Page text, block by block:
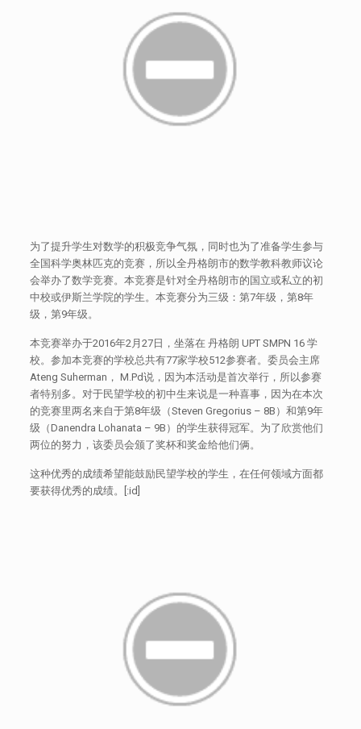
为了提升学生对数学的积极竞争气氛，同时也为了准备学生参与
全国科学奥林匹克的竞赛，所以全丹格朗市的数学教科教师议论
会举办了数学竞赛。本竞赛是针对全丹格朗市的国立或私立的初
中校或伊斯兰学院的学生。本竞赛分为三级：第7年级，第8年
级，第9年级。
本竞赛举办于2016年2月27日，坐落在 丹格朗 UPT SMPN 16 学
校。参加本竞赛的学校总共有77家学校512参赛者。委员会主席
Ateng Suherman， M.Pd说，因为本活动是首次举行，所以参赛
者特别多。对于民望学校的初中生来说是一种喜事，因为在本次
的竞赛里两名来自于第8年级（Steven Gregorius – 8B）和第9年
级（Danendra Lohanata – 9B）的学生获得冠军。为了欣赏他们
两位的努力，该委员会颁了奖杯和奖金给他们俩。
这种优秀的成绩希望能鼓励民望学校的学生，在任何领域方面都
要获得优秀的成绩。[:id]